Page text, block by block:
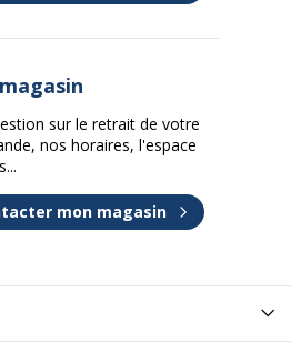
sur le retrait de votre
nos horaires, l'espace
mon magasin